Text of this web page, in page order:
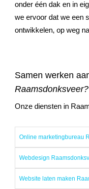
onder één dak en in
we ervoor dat we een
ontwikkelen, op weg
Samen werken
Raamsdonksveer?
Onze diensten in
Online marketingbureau
Webdesign
Website laten maken